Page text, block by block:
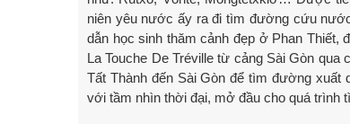
niên yêu nước ấy ra đi tìm đường cứu
dẫn học sinh thăm cảnh đẹp ở Phan Thiết,
La Touche De Tréville từ cảng Sài Gòn qua
Tất Thành đến Sài Gòn để tìm đường
với tầm nhìn thời đại, mở đầu cho quá